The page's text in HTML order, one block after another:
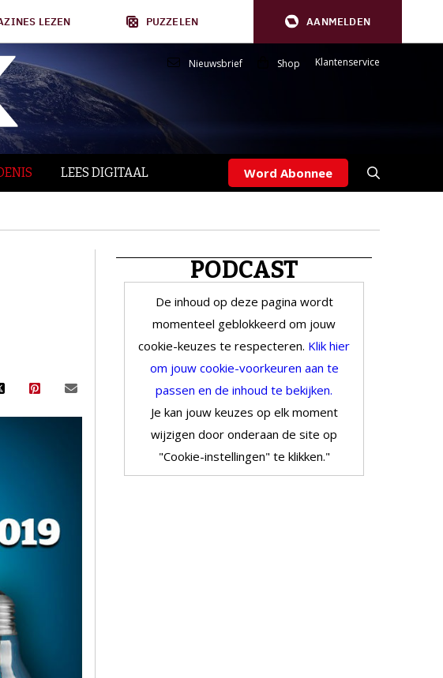
LEZEN PUZZELEN AANMELDEN
Nieuwsbrief Shop Klantenservice
LEES DIGITAAL Word Abonnee
PODCAST
De inhoud op deze pagina wordt
momenteel geblokkeerd om jouw
cookie-keuzes te respecteren. Klik hier
om jouw cookie-voorkeuren aan te
passen en de inhoud te bekijken.
Je kan jouw keuzes op elk moment
wijzigen door onderaan de site op
"Cookie-instellingen" te klikken."